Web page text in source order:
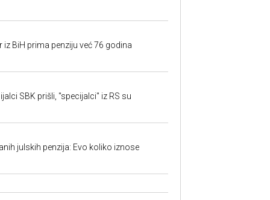
iz BiH prima penziju već 76 godina
SBK prišli, "specijalci" iz RS su
julskih penzija: Evo koliko iznose